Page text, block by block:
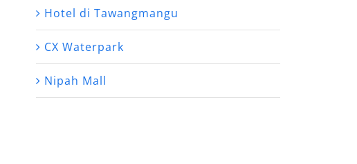
Hotel di Tawangmangu
CX Waterpark
Nipah Mall